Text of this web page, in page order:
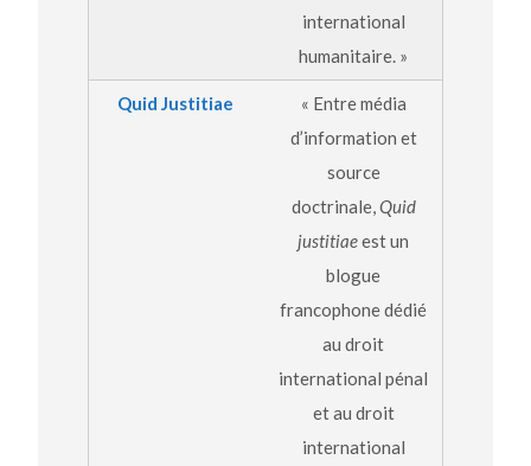
international
humanitaire. »
Quid Justitiae
« Entre média
d’information et
source
doctrinale,Quid
justitiaeest un
blogue
francophone dédié
au droit
international pénal
et au droit
international